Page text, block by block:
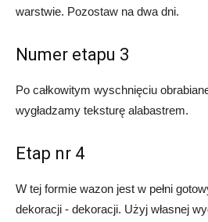
warstwie. Pozostaw na dwa dni.
Numer etapu 3
Po całkowitym wyschnięciu
wygładzamy teksturę alabastrem.
Etap nr 4
W tej formie wazon jest w pełni
dekoracji - dekoracji. Użyj własnej